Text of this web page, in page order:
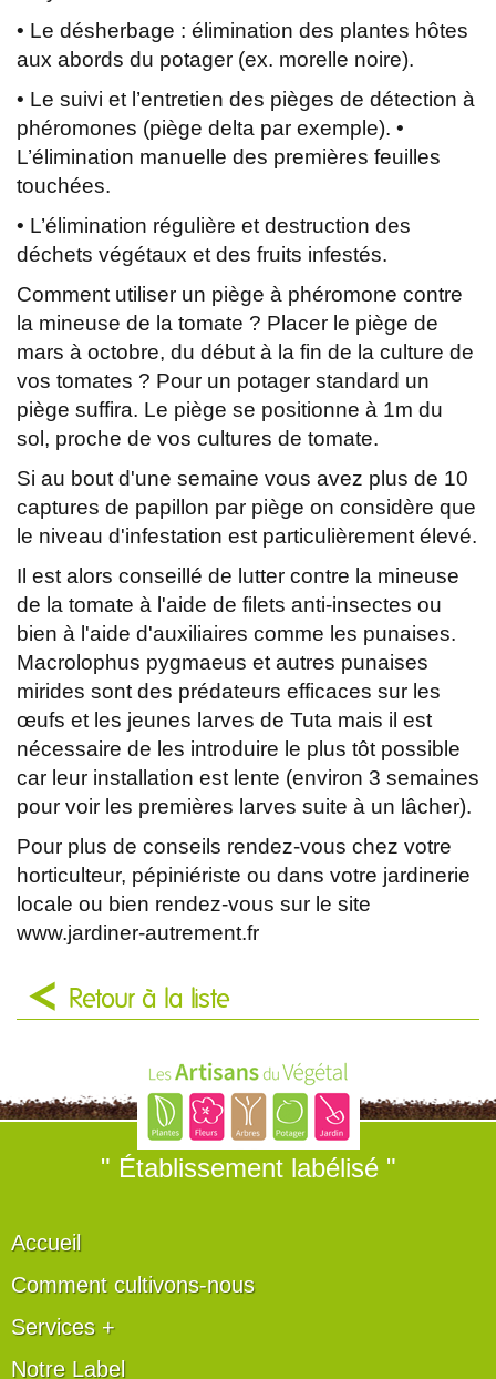
• Le désherbage : élimination des plantes hôtes
aux abords du potager (ex. morelle noire).
• Le suivi et l’entretien des pièges de détection à
phéromones (piège delta par exemple). •
L’élimination manuelle des premières feuilles
touchées.
• L’élimination régulière et destruction des
déchets végétaux et des fruits infestés.
Comment utiliser un piège à phéromone contre
la mineuse de la tomate ? Placer le piège de
mars à octobre, du début à la fin de la culture de
vos tomates ? Pour un potager standard un
piège suffira. Le piège se positionne à 1m du
sol, proche de vos cultures de tomate.
Si au bout d'une semaine vous avez plus de 10
captures de papillon par piège on considère que
le niveau d'infestation est particulièrement élevé.
Il est alors conseillé de lutter contre la mineuse
de la tomate à l'aide de filets anti-insectes ou
bien à l'aide d'auxiliaires comme les punaises.
Macrolophus pygmaeus et autres punaises
mirides sont des prédateurs efficaces sur les
œufs et les jeunes larves de Tuta mais il est
nécessaire de les introduire le plus tôt possible
car leur installation est lente (environ 3 semaines
pour voir les premières larves suite à un lâcher).
Pour plus de conseils rendez-vous chez votre
horticulteur, pépiniériste ou dans votre jardinerie
locale ou bien rendez-vous sur le site
www.jardiner-autrement.fr
Retour à la liste
" Établissement labélisé "
Accueil
Comment cultivons-nous
Services +
Notre Label